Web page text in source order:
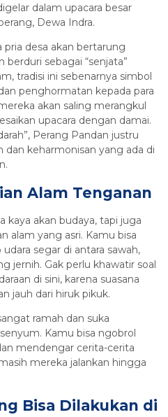
dalam upacara besar
Dewa Indra.
pria desa akan bertarung
sebagai “senjata”
tradisi ini sebenarnya simbol
penghormatan kepada para
akan saling merangkul
upacara dengan damai.
Perang Pandan justru
keharmonisan yang ada di
Alam Tenganan
kaya akan budaya, tapi juga
alam yang asri. Kamu bisa
segar di antara sawah,
jernih. Gak perlu khawatir soal
di sini, karena suasana
jauh dari hiruk pikuk.
ramah dan suka
Kamu bisa ngobrol
mendengar cerita-cerita
mereka jalankan hingga
Bisa Dilakukan di